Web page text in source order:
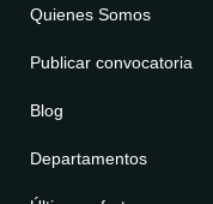
Quienes Somos
Publicar convocatoria
Blog
Departamentos